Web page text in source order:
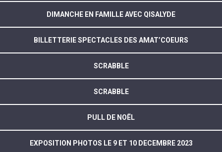
DIMANCHE EN FAMILLE AVEC QISALYDE
BILLETTERIE SPECTACLES DES AMAT’COEURS
SCRABBLE
SCRABBLE
PULL DE NOËL
EXPOSITION PHOTOS LE 9 ET 10 DECEMBRE 2023